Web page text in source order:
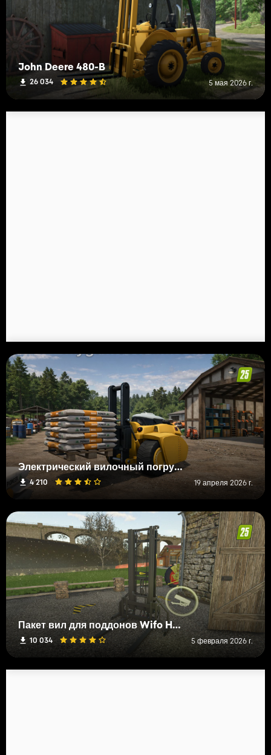
John Deere 480-B
26 034 5 мая 2026 г.
Электрический вилочный погрузчик
4 210 19 апреля 2026 г.
Пакет вил для поддонов Wifo Hmz с натяжным ремнем
10 034 5 февраля 2026 г.